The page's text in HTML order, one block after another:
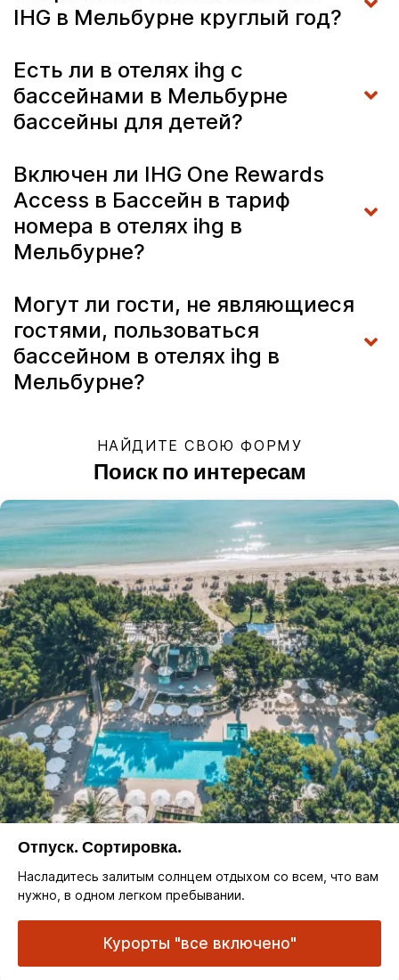
IHG в Мельбурне круглый год?
Есть ли в отелях ihg с
бассейнами в Мельбурне
бассейны для детей?
Включен ли IHG One Rewards
Access в Бассейн в тариф
номера в отелях ihg в
Мельбурне?
Могут ли гости, не являющиеся
гостями, пользоваться
бассейном в отелях ihg в
Мельбурне?
НАЙДИТЕ СВОЮ ФОРМУ
Поиск по интересам
Отпуск. Сортировка.
Насладитесь залитым солнцем отдыхом со всем, что вам
нужно, в одном легком пребывании.
Курорты "все включено"